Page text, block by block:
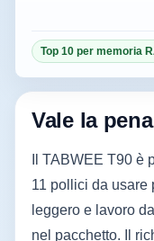
Top 10 per memoria
Vale la
Il TABWEE T90 è
11 pollici da usare
leggero e lavoro
nel pacchetto. Il